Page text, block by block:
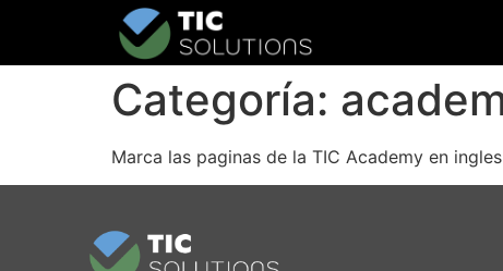
Categoría:
Marca las paginas de la TIC Academy en ingles